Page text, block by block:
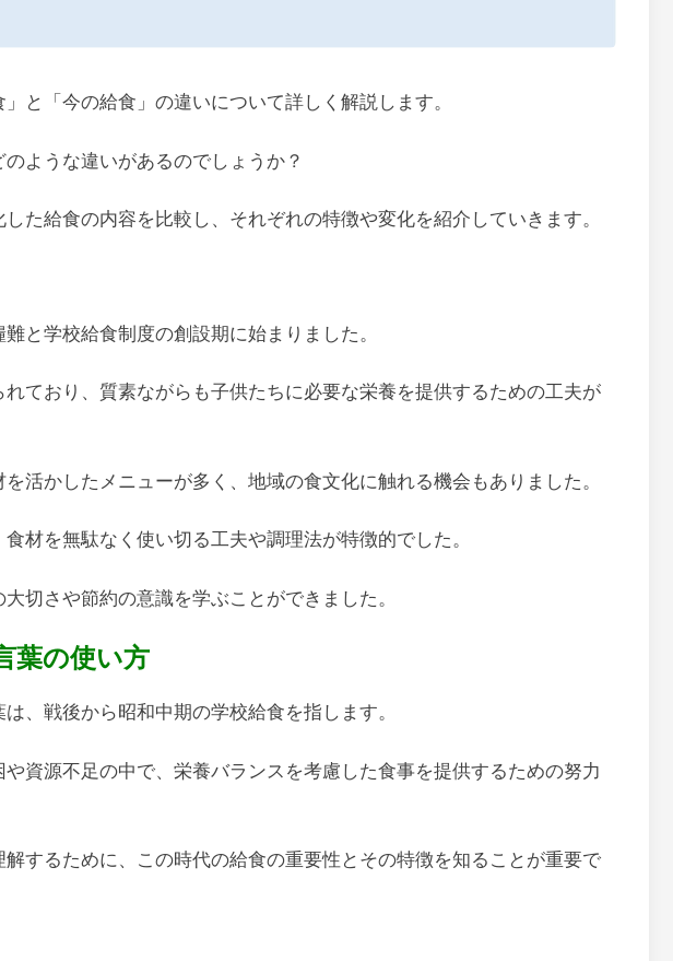
と「今の給食」の違いについて詳しく解説します。
ような違いがあるのでしょうか？
た給食の内容を比較し、それぞれの特徴や変化を紹介していきます。
と学校給食制度の創設期に始まりました。
ており、質素ながらも子供たちに必要な栄養を提供するための工夫が
活かしたメニューが多く、地域の食文化に触れる機会もありました。
材を無駄なく使い切る工夫や調理法が特徴的でした。
切さや節約の意識を学ぶことができました。
葉の使い方
は、戦後から昭和中期の学校給食を指します。
資源不足の中で、栄養バランスを考慮した食事を提供するための努力
するために、この時代の給食の重要性とその特徴を知ることが重要で